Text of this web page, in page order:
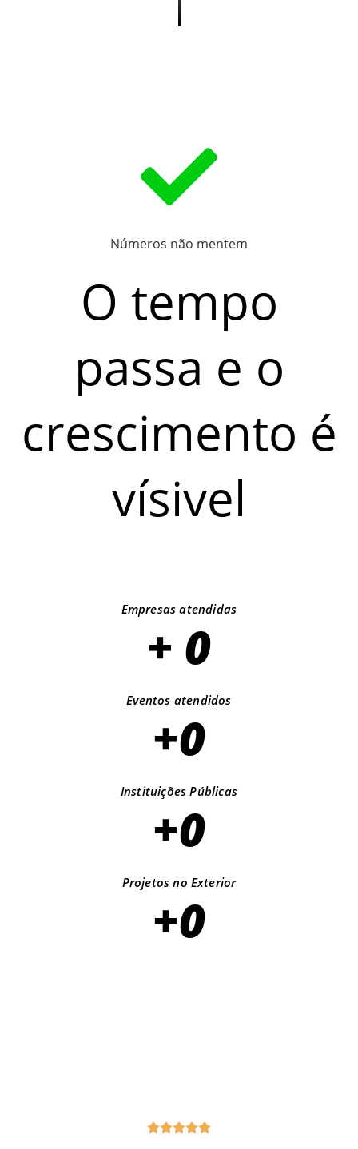
Números não mentem
O tempo
passa e o
crescimento é
vísivel
Empresas atendidas
+ 0
Eventos atendidos
+0
Instituições Públicas
+0
Projetos no Exterior
+0